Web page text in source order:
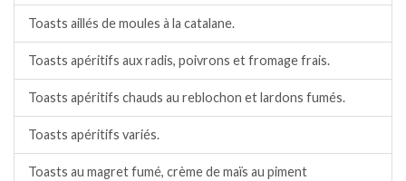
Toasts aillés de moules à la catalane.
Toasts apéritifs aux radis, poivrons et fromage frais.
Toasts apéritifs chauds au reblochon et lardons fumés.
Toasts apéritifs variés.
Toasts au magret fumé, crème de maïs au piment